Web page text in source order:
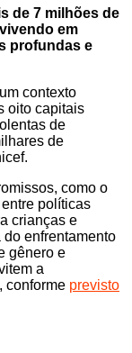
de 7 milhões de
em
profundas e
contexto
oito capitais
de
de
como o
políticas
crianças e
enfrentamento
gênero e
a
conforme previsto